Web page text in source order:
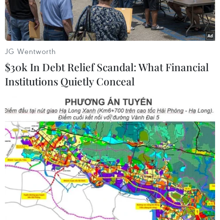
Người dân được tiêm vắcxin ngừa COVID-19 tại Petrinja,
Croatia ngày 13/1/2021. (Ảnh: THX/TTXVN)
Giám đốc cơ quan y tế Liên minh châu Âu (EU)
hôm 19/1 cho biết EU muốn thiết lập một cơ chế
cho phép chia sẻ các liều vắcxin chống COVID-
JG Wentworth
$30k In Debt Relief Scandal: What Financial
Institutions Quietly Conceal